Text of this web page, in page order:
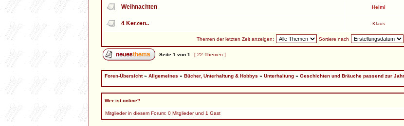
Weihnachten Heimi
4 Kerzen.. Klaus
Themen der letzten Zeit anzeigen: Sortiere nach
Seite 1 von 1 [ 22 Themen ]
Foren-Übersicht» Allgemeines » Bücher, Unterhaltung & Hobbys » Unterhaltung » Geschichten und Bräuche passend zur
Wer ist online?
Mitglieder in diesem Forum: 0 Mitglieder und 1 Gast